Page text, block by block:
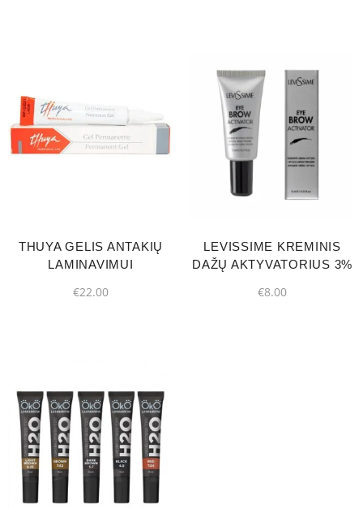
THUYA GELIS ANTAKIŲ
LAMINAVIMUI
€22.00
LEVISSIME KREMINIS
DAŽŲ AKTYVATORIUS 3%
€8.00